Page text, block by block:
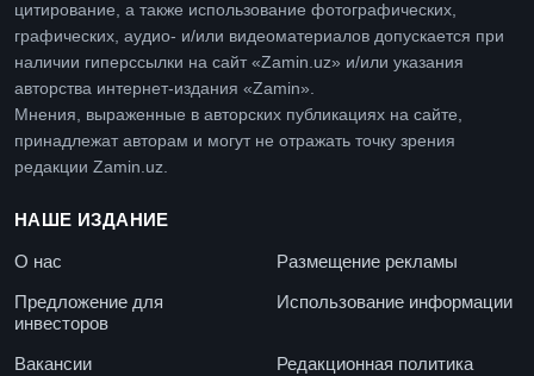
цитирование, а также использование фотографических,
графических, аудио- и/или видеоматериалов допускается при
наличии гиперссылки на сайт «Zamin.uz» и/или указания
авторства интернет-издания «Zamin».
Мнения, выраженные в авторских публикациях на сайте,
принадлежат авторам и могут не отражать точку зрения
редакции Zamin.uz.
НАШЕ ИЗДАНИЕ
О нас
Размещение рекламы
Предложение для
инвесторов
Использование информации
Вакансии
Редакционная политика